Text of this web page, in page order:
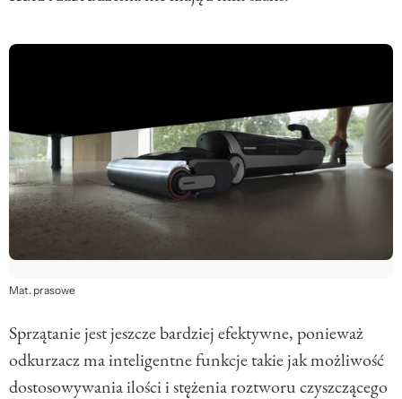
Mat. prasowe
Sprzątanie jest jeszcze bardziej efektywne, ponieważ
odkurzacz ma inteligentne funkcje takie jak możliwość
dostosowywania ilości i stężenia roztworu czyszczącego